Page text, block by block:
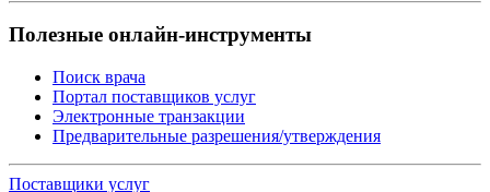
Полезные онлайн-инструменты
Поиск врача
Портал поставщиков услуг
Электронные транзакции
Предварительные разрешения/утверждения
Поставщики услуг